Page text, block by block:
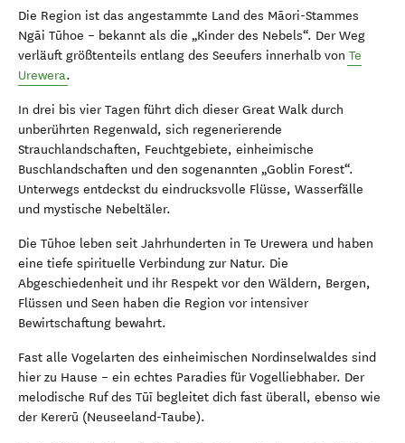
Die Region ist das angestammte Land des Māori-Stammes
Ngāi Tūhoe – bekannt als die „Kinder des Nebels“. Der Weg
verläuft größtenteils entlang des Seeufers innerhalb von Te
Urewera.
In drei bis vier Tagen führt dich dieser Great Walk durch
unberührten Regenwald, sich regenerierende
Strauchlandschaften, Feuchtgebiete, einheimische
Buschlandschaften und den sogenannten „Goblin Forest“.
Unterwegs entdeckst du eindrucksvolle Flüsse, Wasserfälle
und mystische Nebeltäler.
Die Tūhoe leben seit Jahrhunderten in Te Urewera und haben
eine tiefe spirituelle Verbindung zur Natur. Die
Abgeschiedenheit und ihr Respekt vor den Wäldern, Bergen,
Flüssen und Seen haben die Region vor intensiver
Bewirtschaftung bewahrt.
Fast alle Vogelarten des einheimischen Nordinselwaldes sind
hier zu Hause – ein echtes Paradies für Vogelliebhaber. Der
melodische Ruf des Tūī begleitet dich fast überall, ebenso wie
der Kererū (Neuseeland-Taube).